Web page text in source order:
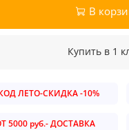
В
Купить в 1
ЛЕТО-СКИДКА -10%
5000 руб.- ДОСТАВКА